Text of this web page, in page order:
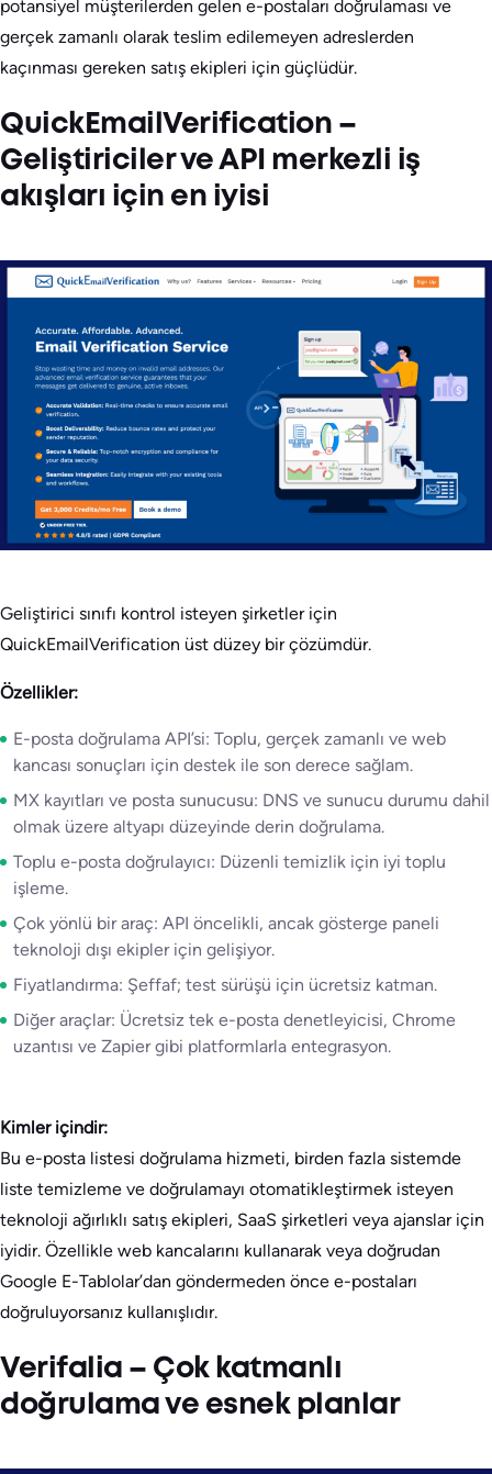
potansiyel müşterilerden gelen e-postaları doğrulaması ve
gerçek zamanlı olarak teslim edilemeyen adreslerden
kaçınması gereken satış ekipleri için güçlüdür.
QuickEmailVerification –
Geliştiriciler ve API merkezli iş
akışları için en iyisi
Geliştirici sınıfı kontrol isteyen şirketler için
QuickEmailVerification üst düzey bir çözümdür.
Özellikler:
E-posta doğrulama API’si: Toplu, gerçek zamanlı ve web
kancası sonuçları için destek ile son derece sağlam.
MX kayıtları ve posta sunucusu: DNS ve sunucu durumu dahil
olmak üzere altyapı düzeyinde derin doğrulama.
Toplu e-posta doğrulayıcı: Düzenli temizlik için iyi toplu
işleme.
Çok yönlü bir araç: API öncelikli, ancak gösterge paneli
teknoloji dışı ekipler için gelişiyor.
Fiyatlandırma: Şeffaf; test sürüşü için ücretsiz katman.
Diğer araçlar: Ücretsiz tek e-posta denetleyicisi, Chrome
uzantısı ve Zapier gibi platformlarla entegrasyon.
Kimler içindir:
Bu e-posta listesi doğrulama hizmeti, birden fazla sistemde
liste temizleme ve doğrulamayı otomatikleştirmek isteyen
teknoloji ağırlıklı satış ekipleri, SaaS şirketleri veya ajanslar için
iyidir. Özellikle web kancalarını kullanarak veya doğrudan
Google E-Tablolar’dan göndermeden önce e-postaları
doğruluyorsanız kullanışlıdır.
Verifalia – Çok katmanlı
doğrulama ve esnek planlar